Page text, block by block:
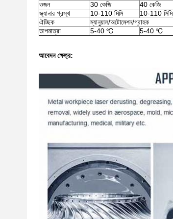
ওজন
30 কেজি 40 কেজি
স্ক্যানার প্রস্থ
10-110 মিমি 10-110 মিমি
ঐচ্ছিক
ম্যানুয়াল/অটোমেশন/গ্রাহক
তাপমাত্রা
5-40 ℃ 5-40 ℃
আবেদন ক্ষেত্র: